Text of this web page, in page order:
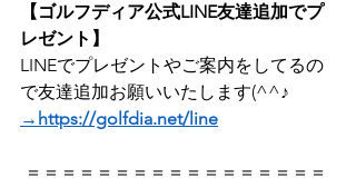
【ゴルフディア公式LINE友達追加でプ
レゼント】
LINEでプレゼントやご案内をしてるの
で友達追加お願いいたします(^^♪
→https://golfdia.net/line
＝＝＝＝＝＝＝＝＝＝＝＝＝＝＝＝＝